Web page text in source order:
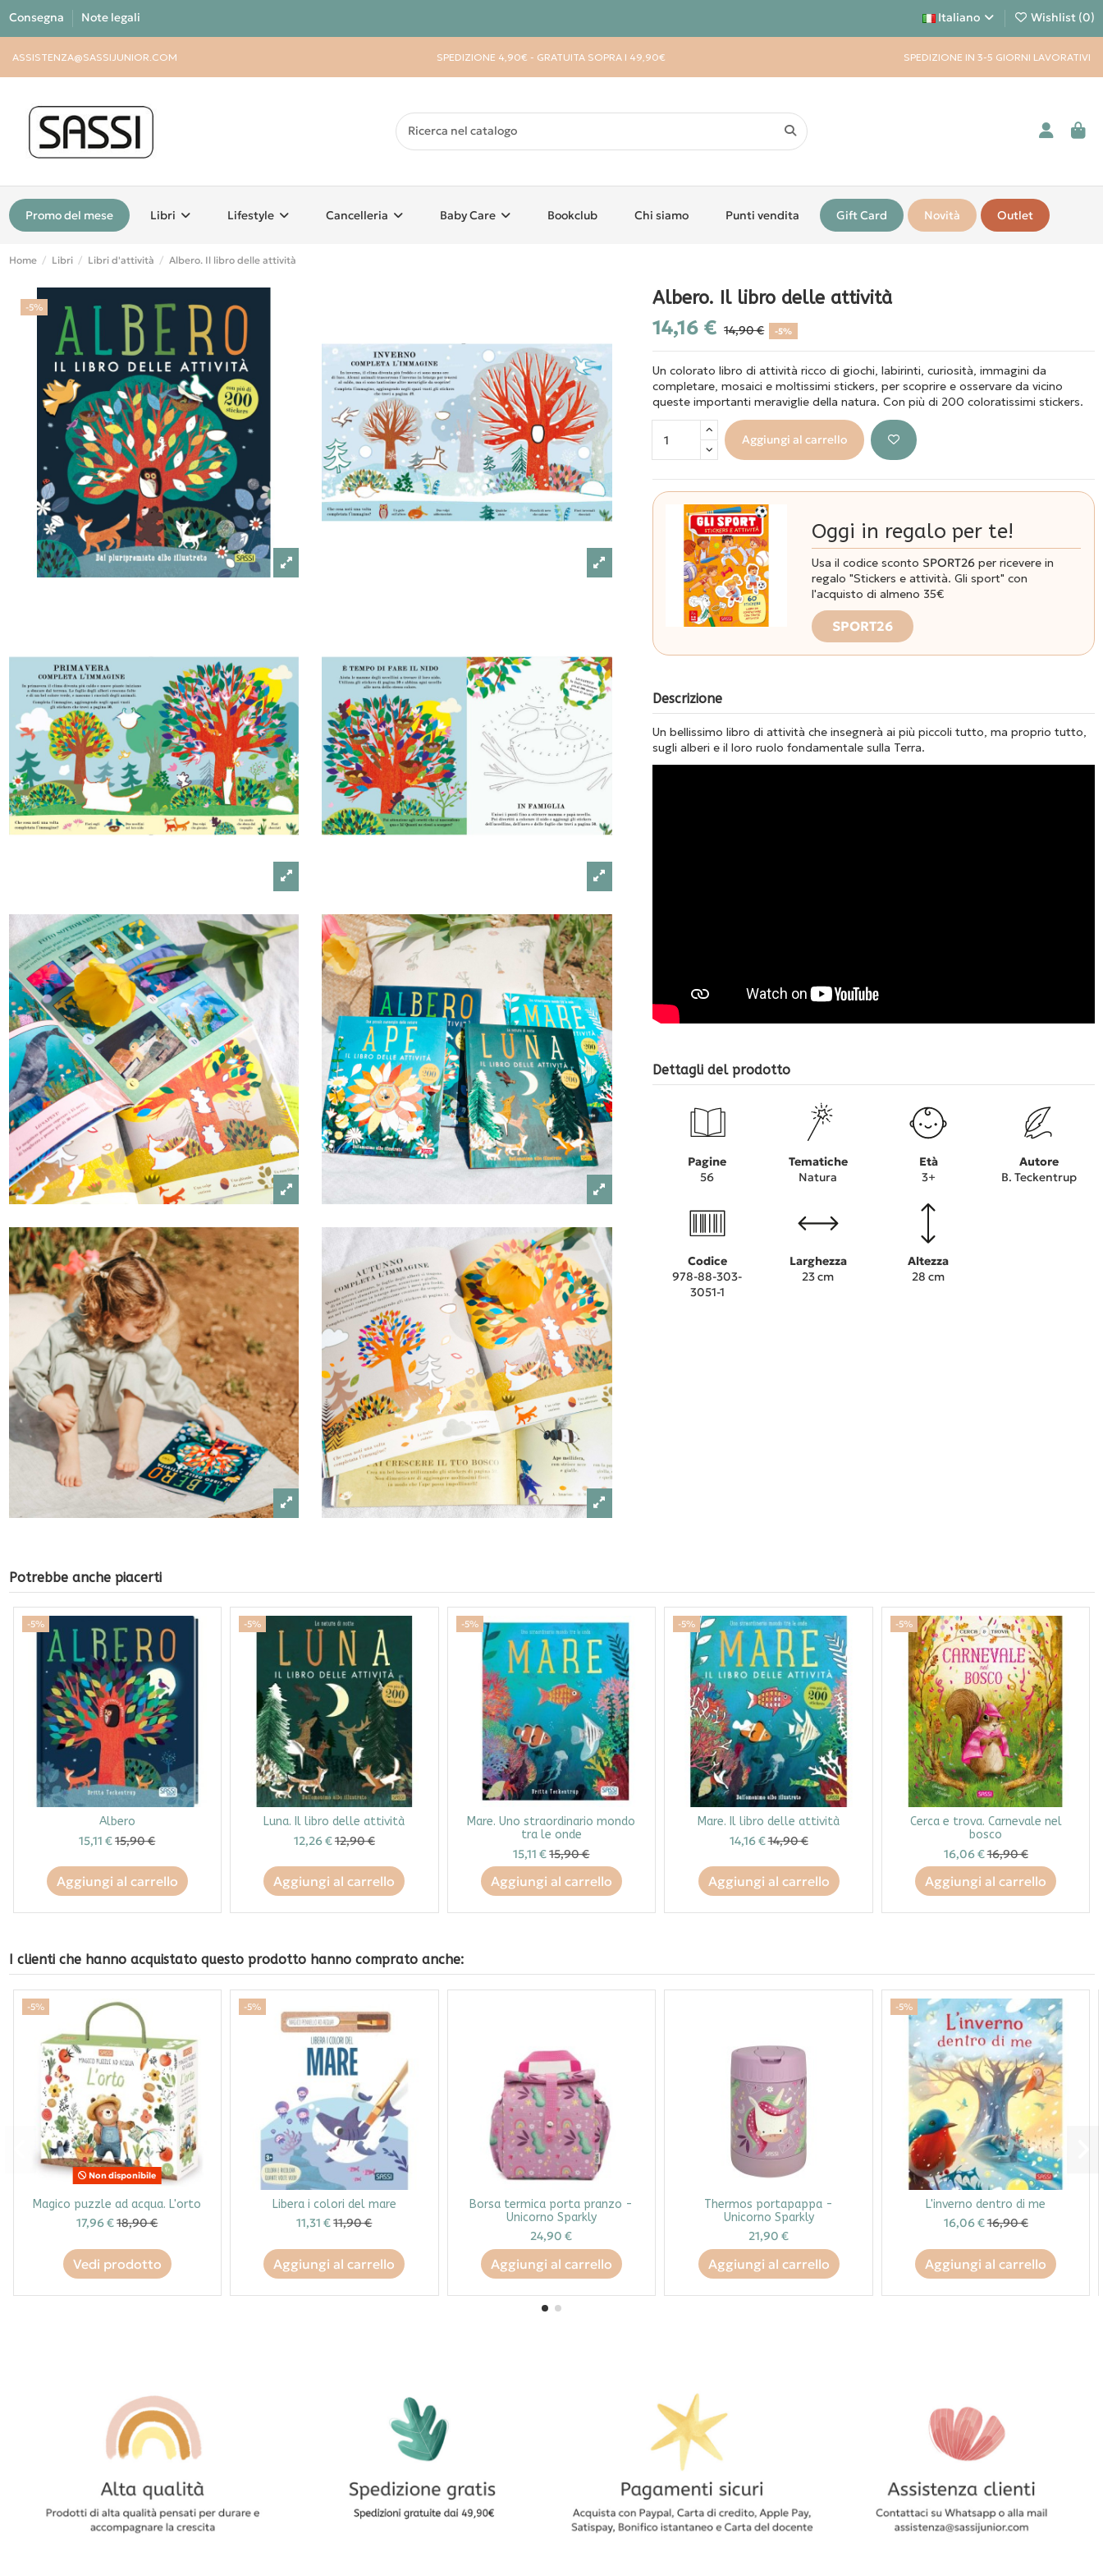
Consegna Note legali Italiano Wishlist (0)
ASSISTENZA@SASSIJUNIOR.COM SPEDIZIONE 4,90€ - GRATUITA SOPRA I 49,90€ SPEDIZIONE IN 3-5 GIORNI LAVORATIVI
Promo del mese Libri Lifestyle Cancelleria Baby Care Bookclub Chi siamo Punti vendita Gift Card Novità Outlet
Home Libri Libri d'attività Albero. Il libro delle attività
-5% Albero. Il libro delle attività
14,16 € 14,90 € -5%
Un colorato libro di attività ricco di giochi, labirinti, curiosità, immagini da
completare, mosaici e moltissimi stickers, per scoprire e osservare da vicino
queste importanti meraviglie della natura. Con più di 200 coloratissimi stickers.
Aggiungi al carrello
Oggi in regalo per te!
Usa il codice sconto SPORT26 per ricevere in
regalo "Stickers e attività. Gli sport" con
l'acquisto di almeno 35€
SPORT26
Descrizione
Un bellissimo libro di attività che insegnerà ai più piccoli tutto, ma proprio tutto,
sugli alberi e il loro ruolo fondamentale sulla Terra.
Dettagli del prodotto
Pagine
56
Tematiche
Natura
Età
3+
Autore
B. Teckentrup
Codice
978-88-303-
3051-1
Larghezza
23 cm
Altezza
28 cm
Potrebbe anche piacerti
-5%
Albero
15,11 €15,90 €
Aggiungi al carrello
-5%
Luna. Il libro delle attività
12,26 €12,90 €
Aggiungi al carrello
-5%
Mare. Uno straordinario mondo
tra le onde
15,11 €15,90 €
Aggiungi al carrello
-5%
Mare. Il libro delle attività
14,16 €14,90 €
Aggiungi al carrello
-5%
Cerca e trova. Carnevale nel
bosco
16,06 €16,90 €
Aggiungi al carrello
I clienti che hanno acquistato questo prodotto hanno comprato anche:
-5%
Non disponibile
Magico puzzle ad acqua. L'orto
17,96 €18,90 €
Vedi prodotto
-5%
Libera i colori del mare
11,31 €11,90 €
Aggiungi al carrello
Borsa termica porta pranzo -
Unicorno Sparkly
24,90 €
Aggiungi al carrello
Thermos portapappa -
Unicorno Sparkly
21,90 €
Aggiungi al carrello
-5%
L'inverno dentro di me
16,06 €16,90 €
Aggiungi al carrello